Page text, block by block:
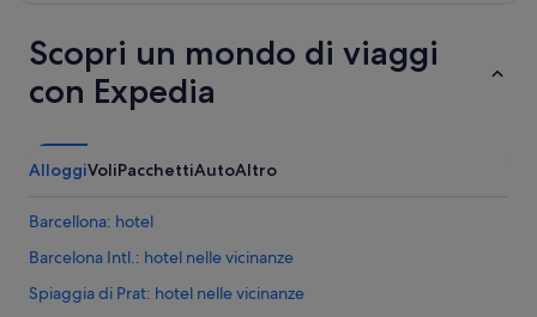
Scopri un mondo di viaggi
con Expedia
AlloggiVoliPacchettiAutoAltro
Barcellona: hotel
Barcelona Intl.: hotel nelle vicinanze
Spiaggia di Prat: hotel nelle vicinanze